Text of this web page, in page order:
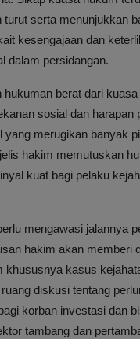
turut serta menunjukkan
kesengajaan dan
dalam persidangan.
hukuman berat dari
sosial dan harapan
yang merugikan banyak
hakim memutuskan
kuat bagi pelaku
mengawasi jalannya
hakim akan memberi
khususnya kasus
diskusi tentang
korban investasi dan
tambang dan